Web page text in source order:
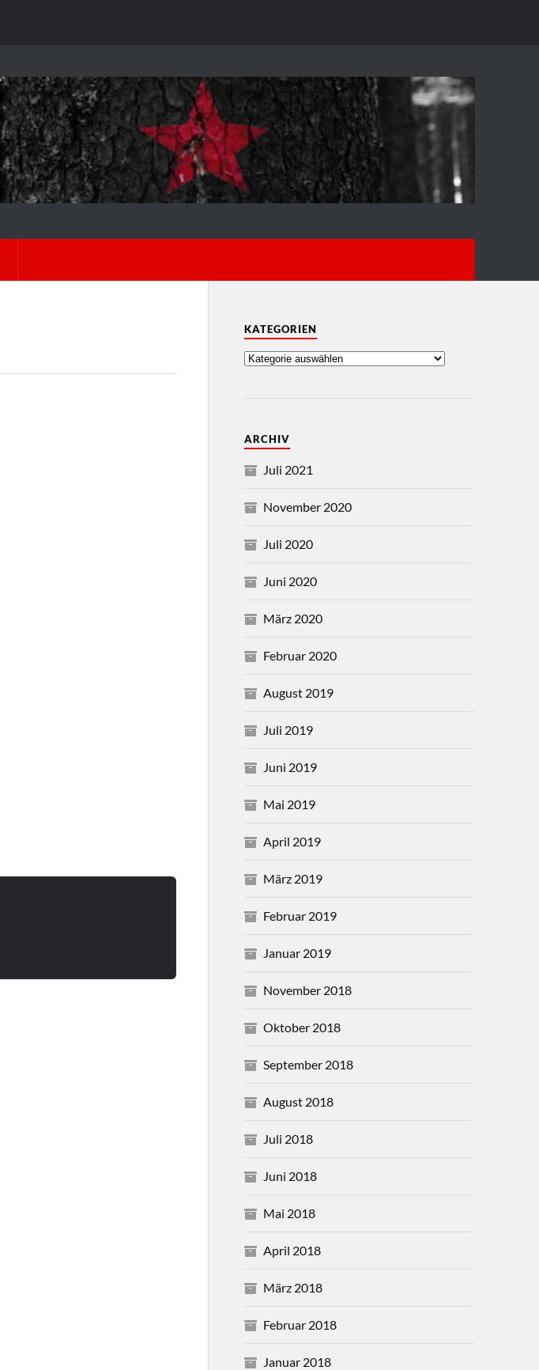
KATEGORIEN
ARCHIV
Juli 2021
November 2020
Juli 2020
Juni 2020
März 2020
Februar 2020
August 2019
Juli 2019
Juni 2019
Mai 2019
April 2019
März 2019
Februar 2019
Januar 2019
November 2018
Oktober 2018
September 2018
August 2018
Juli 2018
Juni 2018
Mai 2018
April 2018
März 2018
Februar 2018
Januar 2018